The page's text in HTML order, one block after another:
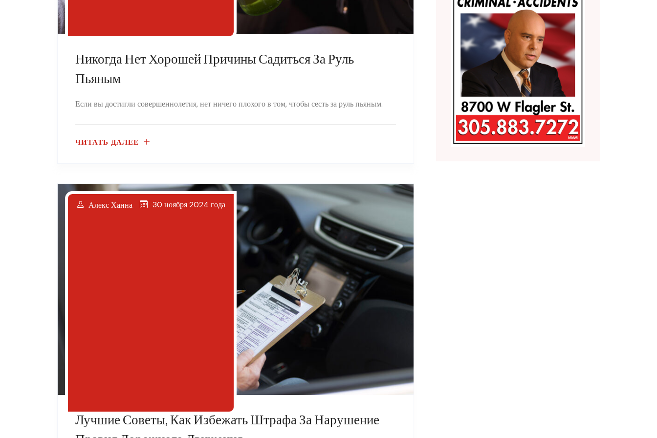
Никогда Нет Хорошей Причины Садиться За Руль
Пьяным
Если вы достигли совершеннолетия, нет ничего плохого в том, чтобы сесть за руль пьяным.
ЧИТАТЬ ДАЛЕЕ
Лучшие Советы, Как Избежать Штрафа За Нарушение
Алекс Ханна 30 ноября 2024 года